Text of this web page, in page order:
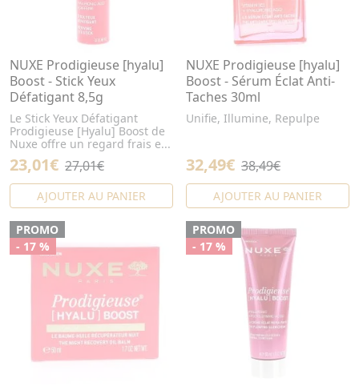
NUXE Prodigieuse [hyalu]
Boost - Stick Yeux
Défatigant 8,5g
Le Stick Yeux Défatigant
Prodigieuse [Hyalu] Boost de
Nuxe offre un regard frais e...
23,01€ 27,01€
AJOUTER AU PANIER
NUXE Prodigieuse [hyalu]
Boost - Sérum Éclat Anti-
Taches 30ml
Unifie, Illumine, Repulpe
32,49€ 38,49€
AJOUTER AU PANIER
PROMO
- 17 %
PROMO
- 17 %